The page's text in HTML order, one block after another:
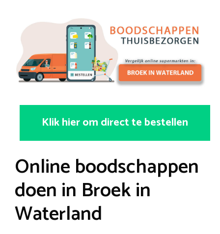
Klik hier om direct te bestellen
Online boodschappen
doen in Broek in
Waterland